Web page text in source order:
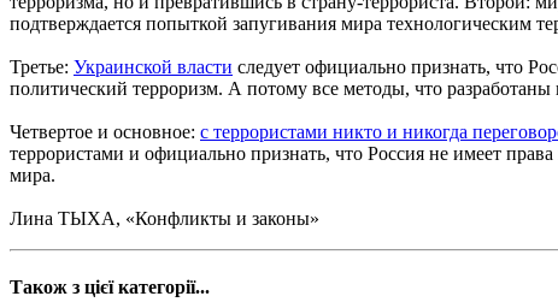
подтверждается попыткой запугивания мира технологическим
Третье: Украинской власти следует официально признать, что
политический терроризм. А потому все методы, что
Четвертое и основное: с террористами никто и никогда
террористами и официально признать, что Россия не имеет
мира.
Лина ТЫХА, «Конфликты и законы»
Також з цієї категорії...